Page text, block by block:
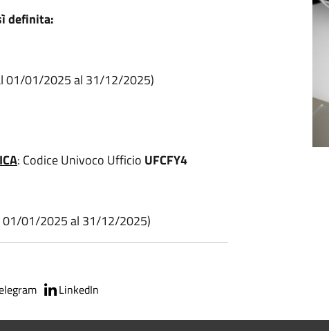
definita:
01/01/2025 al 31/12/2025)
: Codice Univoco Ufficio UFCFY4
01/01/2025 al 31/12/2025)
LinkedIn